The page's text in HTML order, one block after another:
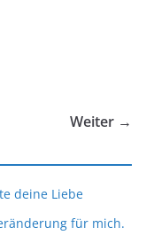
Weiter →
deine Liebe
für mich.